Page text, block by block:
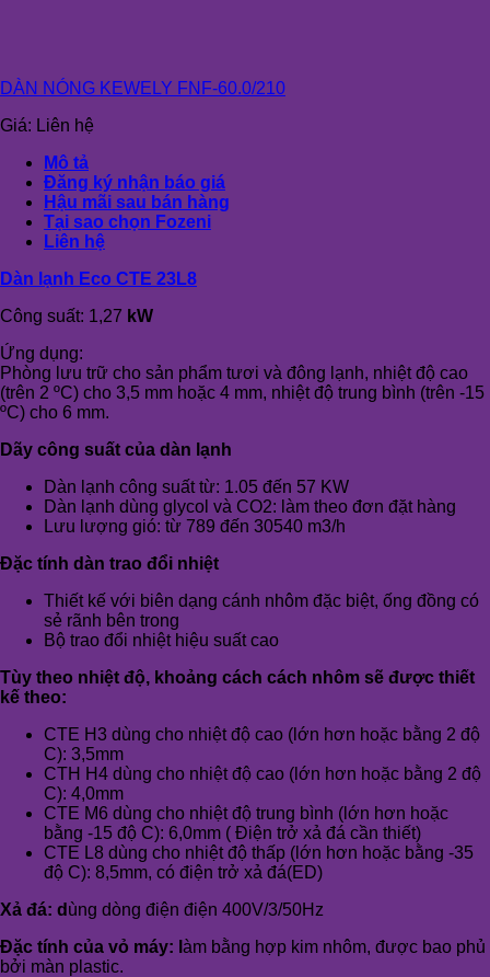
DÀN NÓNG KEWELY FNF-60.0/210
Giá: Liên hệ
Mô tả
Đăng ký nhận báo giá
Hậu mãi sau bán hàng
Tại sao chọn Fozeni
Liên hệ
Dàn lạnh Eco CTE 23L8
Công suất: 1,27 kW
Ứng dụng:
Phòng lưu trữ cho sản phẩm tươi và đông lạnh, nhiệt độ cao
(trên 2 ºC) cho 3,5 mm hoặc 4 mm, nhiệt độ trung bình (trên -15
ºC) cho 6 mm.
Dãy công suất của dàn lạnh
Dàn lạnh công suất từ: 1.05 đến 57 KW
Dàn lạnh dùng glycol và CO2: làm theo đơn đặt hàng
Lưu lượng gió: từ 789 đến 30540 m3/h
Đặc tính dàn trao đổi nhiệt
Thiết kế với biên dạng cánh nhôm đặc biệt, ống đồng có
sẻ rãnh bên trong
Bộ trao đổi nhiệt hiệu suất cao
Tùy theo nhiệt độ, khoảng cách cách nhôm sẽ được thiết
kế theo:
CTE H3 dùng cho nhiệt độ cao (lớn hơn hoặc bằng 2 độ
C): 3,5mm
CTH H4 dùng cho nhiệt độ cao (lớn hơn hoặc bằng 2 độ
C): 4,0mm
CTE M6 dùng cho nhiệt độ trung bình (lớn hơn hoặc
bằng -15 độ C): 6,0mm ( Điện trở xả đá cần thiết)
CTE L8 dùng cho nhiệt độ thấp (lớn hơn hoặc bằng -35
độ C): 8,5mm, có điện trở xả đá(ED)
Xả đá: d ùng dòng điện điện 400V/3/50Hz
Đặc tính của vỏ máy: l àm bằng hợp kim nhôm, được bao phủ
bởi màn plastic.